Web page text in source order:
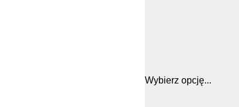
Wybierz opcję...